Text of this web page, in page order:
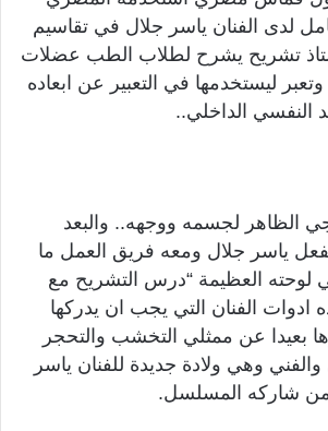
لدى الفنان ياسر جلال في تقاسيم
تشريح يشرح لطلاب الطب عضلات
ليستخدمها في التعبير عن ابعاده
النفسي الداخلي..
الظاهر لجسمه ووجهه.. والبعد
ياسر جلال ومعه فريق العمل ما
لوحته العظيمة “درس التشريح مع
ادوات الفنان التي يجب ان يدركها
بعيدا عن ممثلي التخشب والتحجر
وهي ولادة جديدة للفنان ياسر
شاركه المسلسل.